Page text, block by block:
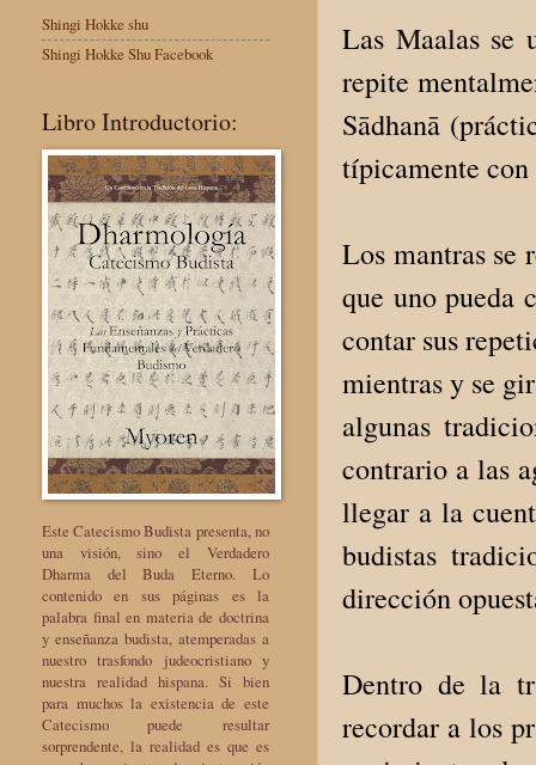
Las Maalas se
repite
Sādhanā
típicamente con
Los mantras se
que uno pueda
contar sus
mientras y se
algunas
contrario a las
llegar a la
budistas
dirección
Dentro de la
recordar a los
Shingi Hokke shu
Shingi Hokke Shu Facebook
Libro Introductorio:
Este Catecismo Budista presenta, no
una visión, sino el Verdadero
Dharma del Buda Eterno. Lo
contenido en sus páginas es la
palabra final en materia de doctrina
y enseñanza budista, atemperadas a
nuestro trasfondo judeocristiano y
nuestra realidad hispana. Si bien
para muchos la existencia de este
Catecismo puede resultar
sorprendente, la realidad es que es